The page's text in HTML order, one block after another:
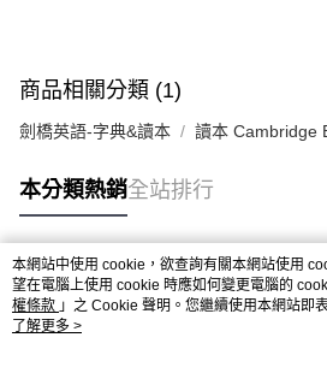
商品相關分類 (1)
劍橋英語-字典&讀本 讀本 Cambridge
本分類熱銷全站排行
熱門標籤
本網站中使用 cookie，欲查詢有關本網站使用
望在電腦上使用 cookie 時應如何變更電腦的
權條款 」之 Cookie 聲明。您繼續使用本網站即
用條款之 Cookie 聲明使用 cookie。
了解更多 >